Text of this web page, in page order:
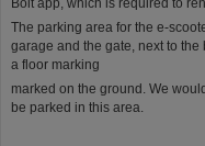
Bolt app, which is required to
The parking area for the e-
garage and the gate, next to
a floor marking
marked on the ground. We
be parked in this area.